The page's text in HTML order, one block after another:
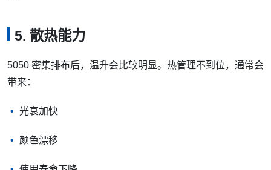
5. 散热能力
5050 密集排布后，温升会比较明显。热管理不到位，通常会
带来：
光衰加快
颜色漂移